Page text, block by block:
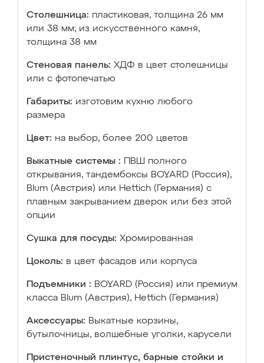
Столешница: пластиковая, толщина 26 мм
или 38 мм; из искусственного камня,
толщина 38 мм
Стеновая панель: ХДФ в цвет столешницы
или с фотопечатью
Габариты: изготовим кухню любого
размера
Цвет: на выбор, более 200 цветов
Выкатные системы :
ПВШ полного
открывания, тандембоксы BOYARD (Россия),
Blum (Австрия) или Hettich (Германия) с
плавным закрыванием дверок или без этой
опции
Сушка для посуды: Хромированная
Цоколь: в цвет фасадов или корпуса
Подъемники : BOYARD (Россия) или премиум
класса Blum (Австрия), Hettich (Германия)
Аксессуары: Выкатные корзины,
бутылочницы, волшебные уголки, карусели
Пристеночный плинтус, барные стойки и